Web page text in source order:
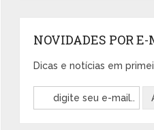
NOVIDADES POR
Dicas e notícias em